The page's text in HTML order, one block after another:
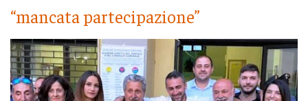
“mancata partecipazione”